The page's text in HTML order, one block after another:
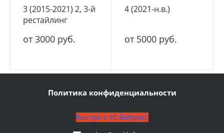
3 (2015-2021) 2, 3-й
рестайлинг
от 3000 руб.
4 (2021-н.в.)
от 5000 руб.
Политика конфиденциальности
Быстро с 1С-Битрикс